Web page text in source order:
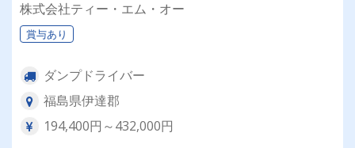
株式会社ティー・エム・オー
賞与あり
ダンプドライバー
福島県伊達郡
194,400円～432,000円